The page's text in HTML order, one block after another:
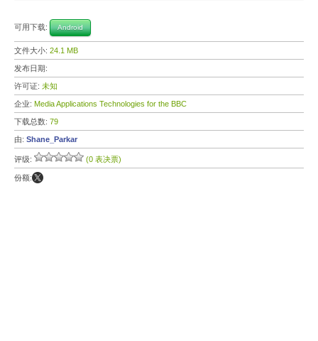
可用下载: Android
文件大小: 24.1 MB
发布日期:
许可证: 未知
企业: Media Applications Technologies for the BBC
下载总数: 79
由: Shane_Parkar
评级: (0 表决票)
份额: